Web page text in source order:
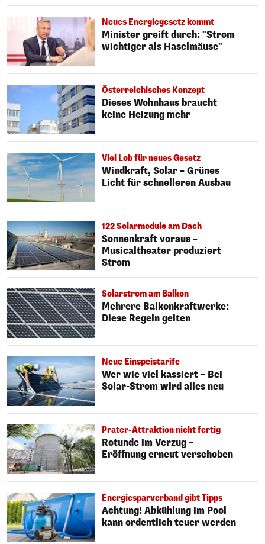
Neues Energiegesetz kommt
Minister greift durch: "Strom
wichtiger als Haselmäuse"
Österreichisches Konzept
Dieses Wohnhaus braucht
keine Heizung mehr
Viel Lob für neues Gesetz
Windkraft, Solar – Grünes
Licht für schnelleren Ausbau
122 Solarmodule am Dach
Sonnenkraft voraus –
Musicaltheater produziert
Strom
Solarstrom am Balkon
Mehrere Balkonkraftwerke:
Diese Regeln gelten
Neue Einspeistarife
Wer wie viel kassiert – Bei
Solar-Strom wird alles neu
Prater-Attraktion nicht fertig
Rotunde im Verzug –
Eröffnung erneut verschoben
Energiesparverband gibt Tipps
Achtung! Abkühlung im Pool
kann ordentlich teuer werden